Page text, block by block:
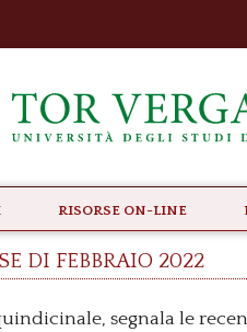
Risorse ON-LINE
di febbraio 2022
segnala le